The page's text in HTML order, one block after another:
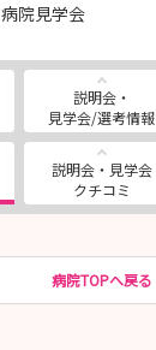
病院見学会
説明会・
見学会/選考情報
説明会・見学会
クチコミ
病院TOPへ戻る